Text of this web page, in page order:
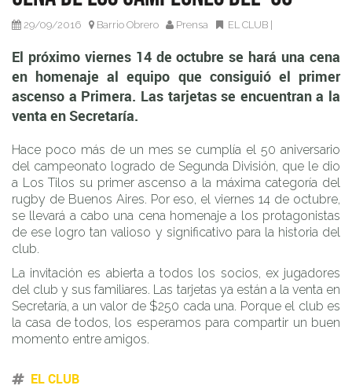
Primera. Las tarjetas se encuentran a la venta en
Secretaría.
29/09/2016 Barrio Obrero Prensa EL CLUB|
El próximo viernes 14 de octubre se hará una cena
en homenaje al equipo que consiguió el primer
ascenso a Primera. Las tarjetas se encuentran a la
venta en Secretaría.
Hace poco más de un mes se cumplía el 50 aniversario
del campeonato logrado de Segunda División, que le dio
a Los Tilos su primer ascenso a la máxima categoría del
rugby de Buenos Aires. Por eso, el viernes 14 de octubre,
se llevará a cabo una cena homenaje a los protagonistas
de ese logro tan valioso y significativo para la historia del
club.
La invitación es abierta a todos los socios, ex jugadores
del club y sus familiares. Las tarjetas ya están a la venta en
Secretaría, a un valor de $250 cada una. Porque el club es
la casa de todos, los esperamos para compartir un buen
momento entre amigos.
EL CLUB